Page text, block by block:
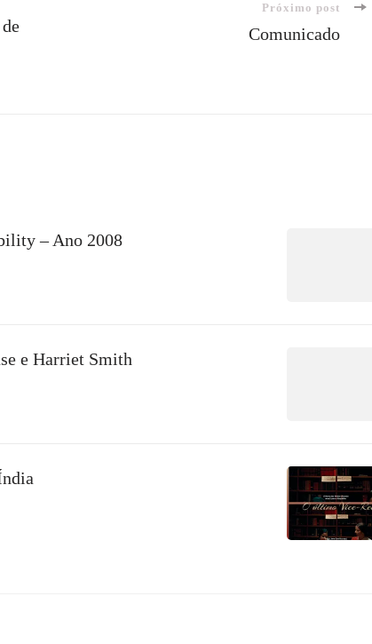
Próximo post
Comunicado
– Ano 2008
e Harriet Smith